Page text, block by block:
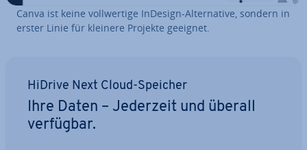
Canva ist keine voll­wer­ti­ge InDesign-Al­ter­na­ti­ve, sondern in
erster Linie für kleinere Projekte geeignet.
HiDrive Next Cloud-Speicher
Ihre Daten – Jederzeit und überall
verfügbar.